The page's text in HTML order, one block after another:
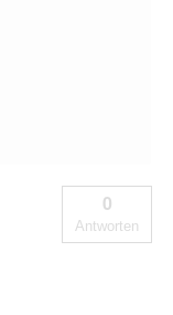
0
Antworten